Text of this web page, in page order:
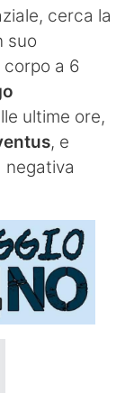
cerca la
suo
corpo a 6
ultime ore,
, e
negativa